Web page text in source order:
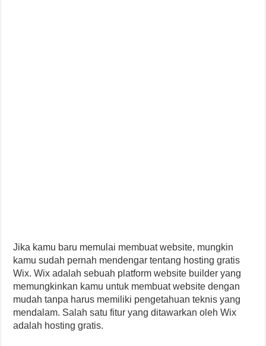
Jika kamu baru memulai membuat website, mungkin
kamu sudah pernah mendengar tentang hosting gratis
Wix. Wix adalah sebuah platform website builder yang
memungkinkan kamu untuk membuat website dengan
mudah tanpa harus memiliki pengetahuan teknis yang
mendalam. Salah satu fitur yang ditawarkan oleh Wix
adalah hosting gratis.